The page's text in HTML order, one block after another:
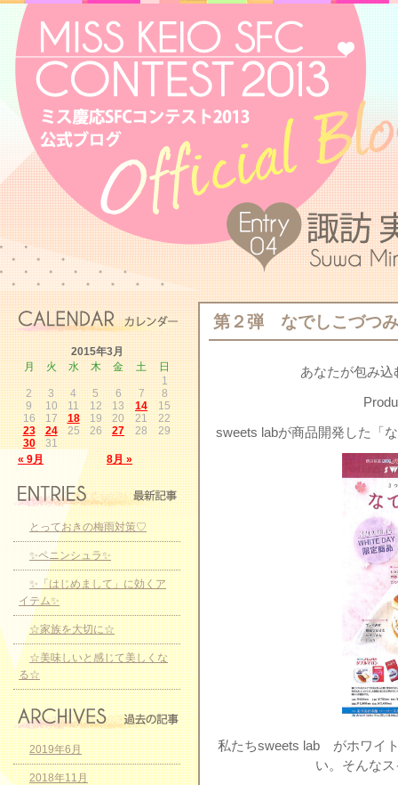
第２弾 なでしこづつ
あなたが包み
sweets labが商品開発した「
私たちsweets lab がホワイ
い。そんな
2015年3月
月
火 水 木 金 土 日
« 9月 8月 »
1
2
3 4 5 6 7
8
9
10 11 12 13 14
15
16
17 18 19 20 21
22
23
24 25 26 27 28
29
30
31
とっておきの梅雨対策♡
✨ペニンシュラ✨
✨「はじめまして」に効くア
イテム✨
☆家族を大切に☆
☆美味しいと感じて美しくな
る☆
2019年6月
2018年11月